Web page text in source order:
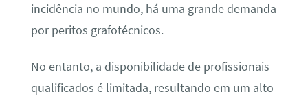
incidência no mundo, há uma grande demanda
por peritos grafotécnicos.
No entanto, a disponibilidade de profissionais
qualificados é limitada, resultando em um alto